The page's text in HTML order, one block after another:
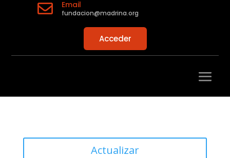
 Email
fundacion@madrina.org
Acceder
Actualizar